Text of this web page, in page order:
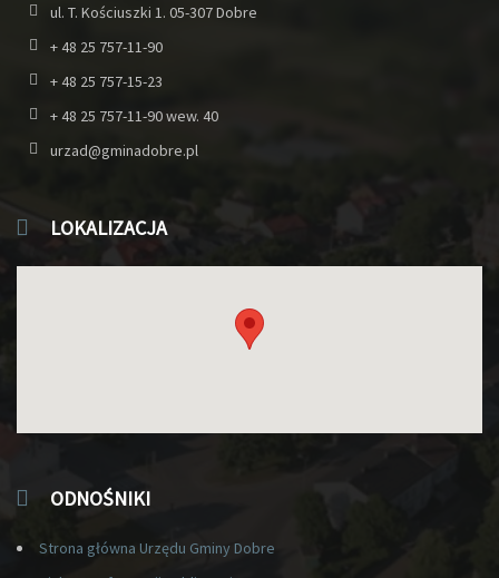
ul. T. Kościuszki 1. 05-307 Dobre
+ 48 25 757-11-90
+ 48 25 757-15-23
+ 48 25 757-11-90 wew. 40
urzad@gminadobre.pl
LOKALIZACJA
ODNOŚNIKI
Strona główna Urzędu Gminy Dobre